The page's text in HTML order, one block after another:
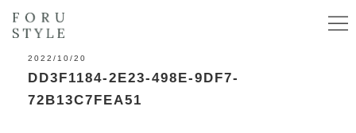
2022/10/20
DD3F1184-2E23-498E-9DF7-
72B13C7FEA51